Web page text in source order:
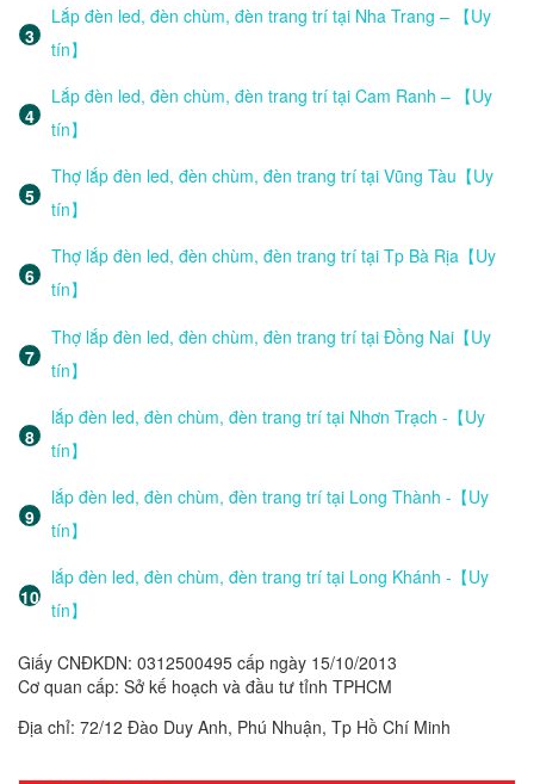
Lắp đèn led, đèn chùm, đèn trang trí tại Nha Trang – 【Uy
tín】
Lắp đèn led, đèn chùm, đèn trang trí tại Cam Ranh – 【Uy
tín】
Thợ lắp đèn led, đèn chùm, đèn trang trí tại Vũng Tàu【Uy
tín】
Thợ lắp đèn led, đèn chùm, đèn trang trí tại Tp Bà Rịa【Uy
tín】
Thợ lắp đèn led, đèn chùm, đèn trang trí tại Đồng Nai【Uy
tín】
lắp đèn led, đèn chùm, đèn trang trí tại Nhơn Trạch -【Uy
tín】
lắp đèn led, đèn chùm, đèn trang trí tại Long Thành -【Uy
tín】
lắp đèn led, đèn chùm, đèn trang trí tại Long Khánh -【Uy
tín】
Giấy CNĐKDN: 0312500495 cấp ngày 15/10/2013
Cơ quan cấp: Sở kế hoạch và đầu tư tỉnh TPHCM
Địa chỉ: 72/12 Đào Duy Anh, Phú Nhuận, Tp Hồ Chí Minh